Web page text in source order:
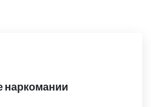
наркомании